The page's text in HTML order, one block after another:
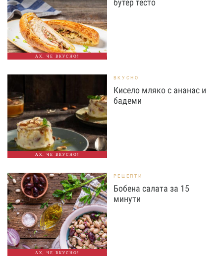
АХ, ЧЕ ВКУСНО!
бутер тесто
АХ, ЧЕ ВКУСНО!
ВКУСНО
Кисело мляко с ананас и
бадеми
АХ, ЧЕ ВКУСНО!
РЕЦЕПТИ
Бобена салата за 15
минути